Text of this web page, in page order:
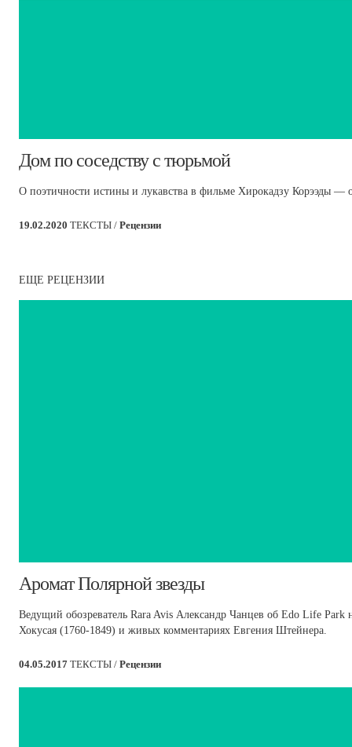
​Дом по соседству с тюрьмой
О поэтичности истины и лукавства в фильме Хирокадзу Корээды —
19.02.2020 ТЕКСТЫ / Рецензии
ЕЩЕ РЕЦЕНЗИИ
​Аромат Полярной звезды
Ведущий обозреватель Rara Avis Александр Чанцев об Edo Life Park
Хокусая (1760-1849) и живых комментариях Евгения Штейнера.
04.05.2017 ТЕКСТЫ / Рецензии